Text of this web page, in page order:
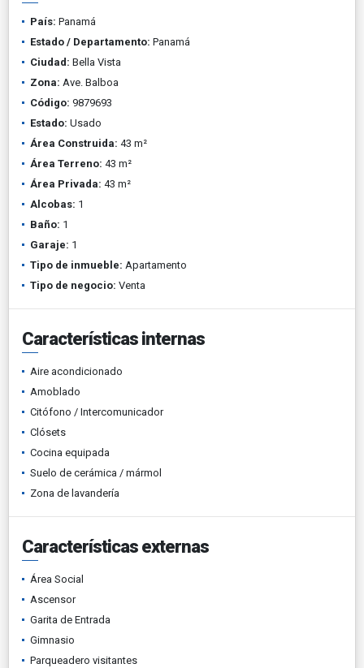
País: Panamá
Estado / Departamento: Panamá
Ciudad: Bella Vista
Zona: Ave. Balboa
Código: 9879693
Estado: Usado
Área Construida: 43 m²
Área Terreno: 43 m²
Área Privada: 43 m²
Alcobas: 1
Baño: 1
Garaje: 1
Tipo de inmueble: Apartamento
Tipo de negocio: Venta
Características internas
Aire acondicionado
Amoblado
Citófono / Intercomunicador
Clósets
Cocina equipada
Suelo de cerámica / mármol
Zona de lavandería
Características externas
Área Social
Ascensor
Garita de Entrada
Gimnasio
Parqueadero visitantes